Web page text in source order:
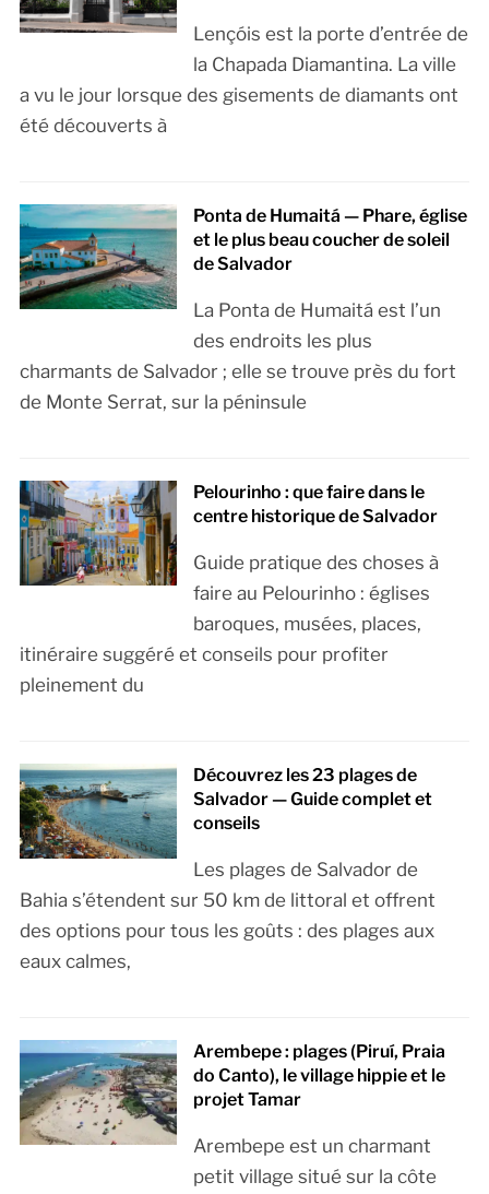
Lençóis est la porte d’entrée de
la Chapada Diamantina. La ville
a vu le jour lorsque des gisements de diamants ont
été découverts à
Ponta de Humaitá — Phare, église
et le plus beau coucher de soleil
de Salvador
La Ponta de Humaitá est l’un
des endroits les plus
charmants de Salvador ; elle se trouve près du fort
de Monte Serrat, sur la péninsule
Pelourinho : que faire dans le
centre historique de Salvador
Guide pratique des choses à
faire au Pelourinho : églises
baroques, musées, places,
itinéraire suggéré et conseils pour profiter
pleinement du
Découvrez les 23 plages de
Salvador — Guide complet et
conseils
Les plages de Salvador de
Bahia s’étendent sur 50 km de littoral et offrent
des options pour tous les goûts : des plages aux
eaux calmes,
Arembepe : plages (Piruí, Praia
do Canto), le village hippie et le
projet Tamar
Arembepe est un charmant
petit village situé sur la côte